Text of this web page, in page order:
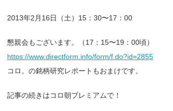
2013年2月16日（土）15：30〜17：00
懇親会もございます。（17：15〜19：00頃）
https://www.directform.info/form/f.do?id=2855
コロ。の銘柄研究レポートもおまけです。
記事の続きはコロ朝プレミアムで！